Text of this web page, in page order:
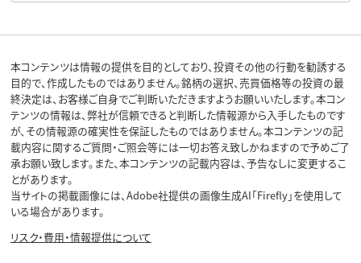
本コンテンツは情報の提供を目的としており、投資その他の行動を勧誘する
目的で、作成したものではありません。銘柄の選択、売買価格等の投資の最
終決定は、お客様ご自身でご判断いただきますようお願いいたします。本コン
テンツの情報は、弊社が信頼できると判断した情報源から入手したものです
が、その情報源の確実性を保証したものではありません。本コンテンツの記
載内容に関するご質問・ご照会等には一切お答え致しかねますので予めご了
承お願い致します。また、本コンテンツの記載内容は、予告なしに変更するこ
とがあります。
当サイトの掲載画像には、Adobe社提供の画像生成AI「Firefly」を使用して
いる場合があります。
リスク・費用・情報提供について